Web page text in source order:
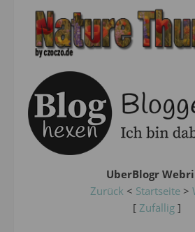
UberBlogr
Zurück < Startseite>
[ Zufällig]